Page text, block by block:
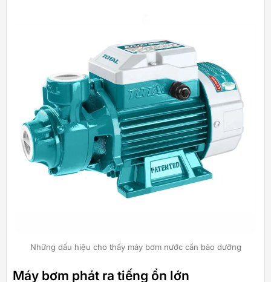
Những dấu hiệu cho thấy máy bơm nước cần bảo dưỡng
Máy bơm phát ra tiếng ồn lớn